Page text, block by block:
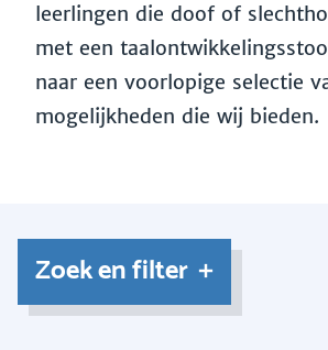
leerlingen die doof of
met een
naar een voorlopige selectie
mogelijkheden die wij bieden.
Zoek en filter